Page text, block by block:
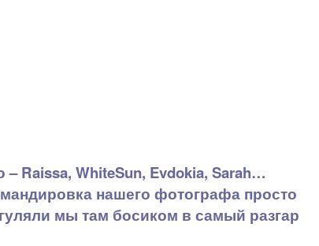
Raissa, WhiteSun, Evdokia, Sarah…
нашего фотографа просто
мы там босиком в самый разгар